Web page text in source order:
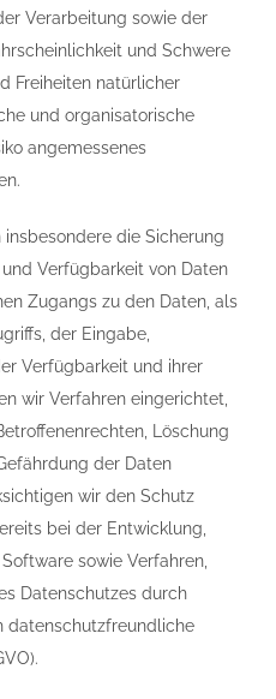
Verarbeitung sowie der
und Schwere
Freiheiten natürlicher
und organisatorische
angemessenes
die Sicherung
Verfügbarkeit von Daten
Zugangs zu den Daten, als
der Eingabe,
Verfügbarkeit und ihrer
wir Verfahren eingerichtet,
Löschung
der Daten
wir den Schutz
bei der Entwicklung,
sowie Verfahren,
Datenschutzes durch
datenschutzfreundliche